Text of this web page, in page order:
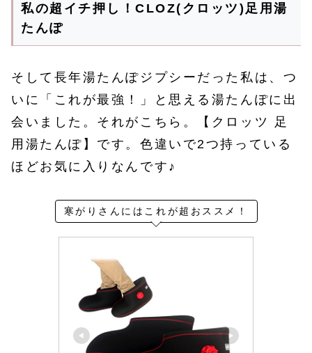
私の超イチ押し！CLOZ(クロッツ)足用湯
たんぽ
そして長年湯たんぽジプシーだった私は、つ
いに「これが最強！」と思える湯たんぽに出
会いました。それがこちら。【クロッツ 足
用湯たんぽ】です。色違いで2つ持っている
ほどお気に入りなんです♪
寒がりさんにはこれが超おススメ！